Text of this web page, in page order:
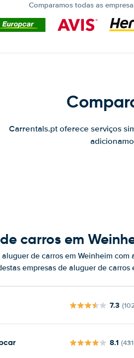
Comparamos todas as
Carrentals.pt oferece serviços
carros em
de carros em Weinheim com
empresas de aluguer de carros
7.3
8.1